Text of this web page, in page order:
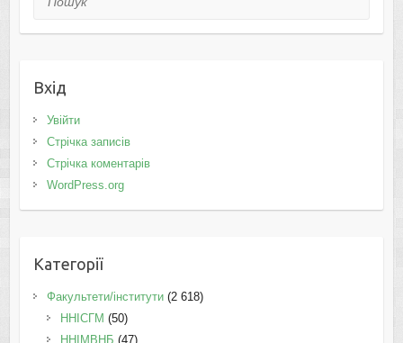
Вхід
Увійти
Стрічка записів
Стрічка коментарів
WordPress.org
Категорії
Факультети/інститути(2 618)
ННІСГМ (50)
ННІМВНБ (47)